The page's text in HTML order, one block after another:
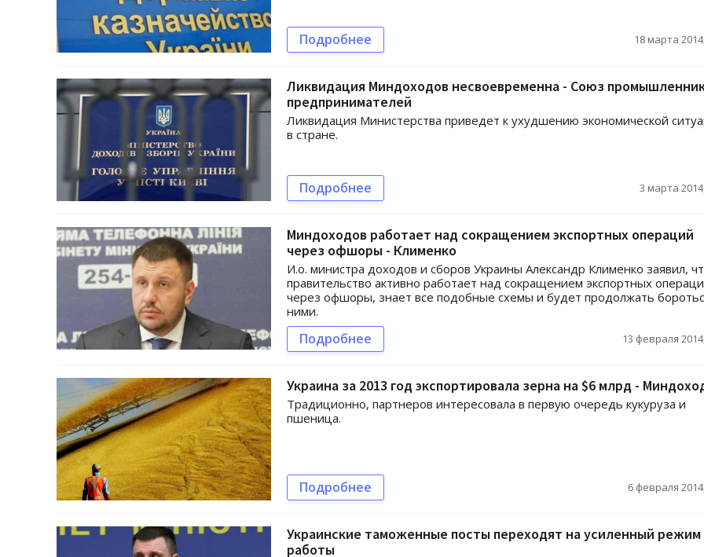
Подробнее 18 марта
Ликвидация Миндоходов несвоевременна - Союз
предпринимателей
Ликвидация Министерства приведет к ухудшению экономической
в стране.
Подробнее 3 марта
Миндоходов работает над сокращением экспортных операций
через офшоры - Клименко
И.о. министра доходов и сборов Украины Александр Клименко заявил,
правительство активно работает над сокращением экспортных
через офшоры, знает все подобные схемы и будет продолжать
ними.
Подробнее 13 февраля
Украина за 2013 год экспортировала зерна на $6 млрд -
Традиционно, партнеров интересовала в первую очередь кукуруза и
пшеница.
Подробнее 6 февраля
Украинские таможенные посты переходят на усиленный режим
работы